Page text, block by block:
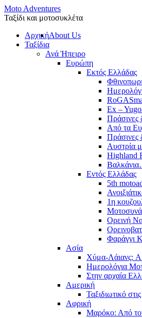
Moto Adventures
Ταξίδι και μοτοσυκλέτα
ΑρχικήAbout Us
Ταξίδια
Ανά Ήπειρο
Ευρώπη
Εκτός Ελλάδας
Ex –
Πράσινες
Από τα
Πράσινες
Αυστρία
Highland
Εντός Ελλάδας
5th
1η
Ορεινή
Φαράγγι
Ασία
Χύμα-Λάιανς:
Ημερολόγια
Στην αρχαία
Αμερική
Ταξιδιωτικό
Αφρική
Μαρόκο: Από